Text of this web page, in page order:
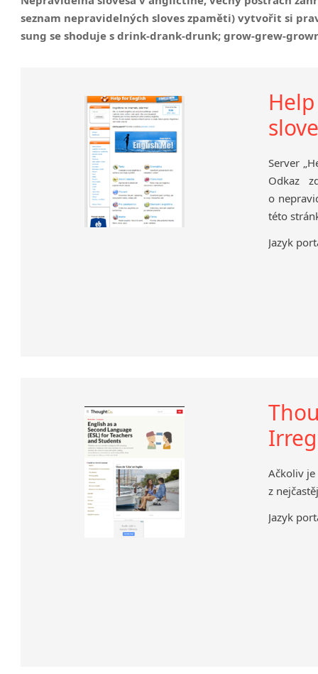
Nepřímá řeč
Slovosled v angličtině
seznam nepravidelných sloves zpaměti) vytvořit si
sung se shoduje s drink-drank-drunk; grow-grew-
Server
Odkaz
o
této
Jazyk
Ačkoliv
z
Jazyk